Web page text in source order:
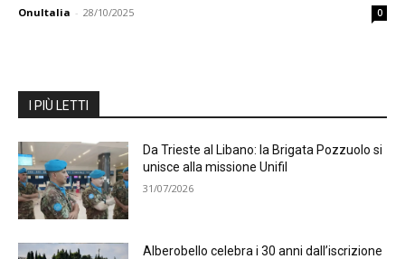
OnuItalia - 28/10/2025 0
I PIÙ LETTI
Da Trieste al Libano: la Brigata Pozzuolo si
unisce alla missione Unifil
31/07/2026
Alberobello celebra i 30 anni dall’iscrizione